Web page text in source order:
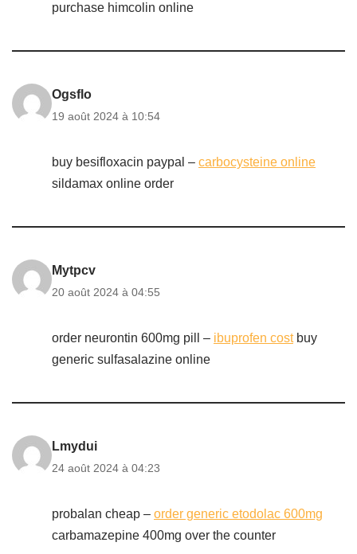
purchase himcolin online
Ogsflo
19 août 2024 à 10:54
buy besifloxacin paypal – carbocysteine online
sildamax online order
Mytpcv
20 août 2024 à 04:55
order neurontin 600mg pill – ibuprofen costbuy
generic sulfasalazine online
Lmydui
24 août 2024 à 04:23
probalan cheap – order generic etodolac 600mg
carbamazepine 400mg over the counter